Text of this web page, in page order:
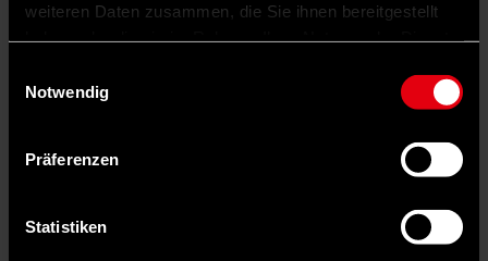
weiteren Daten zusammen, die Sie ihnen bereitgestellt
Notwendig
Präferenzen
Statistiken